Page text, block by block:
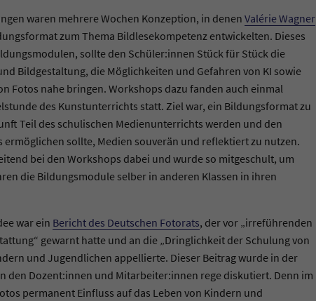
waren mehrere Wochen Konzeption, in denen Valérie Wagner
zum Thema Bildlesekompetenz entwickelten. Dieses
sollte den Schüler:innen Stück für Stück die
Bildgestaltung, die Möglichkeiten und Gefahren von KI sowie
Fotos nahe bringen. Workshops dazu fanden auch einmal
des Kunstunterrichts statt. Ziel war, ein Bildungsformat zu
Teil des schulischen Medienunterrichts werden und den
ermöglichen sollte, Medien souverän und reflektiert zu nutzen.
bei den Workshops dabei und wurde so mitgeschult, um
die Bildungsmodule selber in anderen Klassen in ihren
war ein Bericht des Deutschen Fotorats, der vor „irreführenden
gewarnt hatte und an die „Dringlichkeit der Schulung von
und Jugendlichen appellierte. Dieser Beitrag wurde in der
den Dozent:innen und Mitarbeiter:innen rege diskutiert. Denn im
permanent Einfluss auf das Leben von Kindern und